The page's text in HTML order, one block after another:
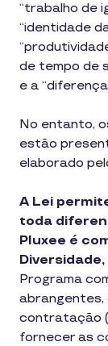
“trabalho de
“identidade
de tempo de
e a
No entanto,
estão
elaborado
A Lei
toda
Pluxee é
Programa
abrangentes,
contratação
fornecer as